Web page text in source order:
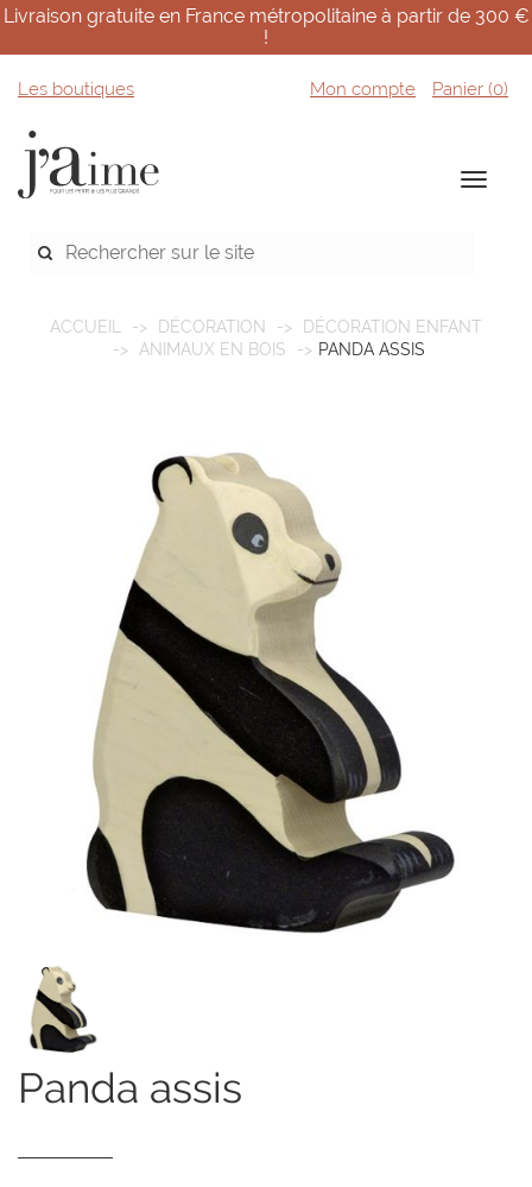
Livraison gratuite en France métropolitaine à partir de 300 €
!
Les boutiques Mon compte Panier (0)
ACCUEIL DÉCORATION
DÉCORATION ENFANT
ANIMAUX EN BOIS
PANDA ASSIS
panda assis